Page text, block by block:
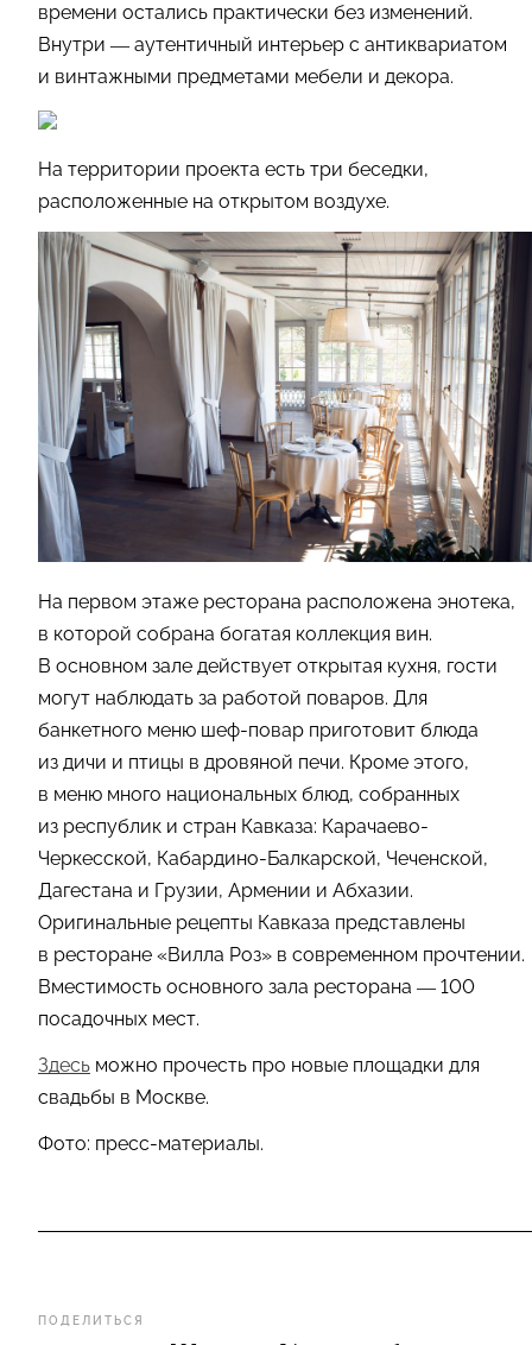
ПОДЕЛИТЬСЯ
времени остались практически без изменений.
Внутри — аутентичный интерьер с антиквариатом
и винтажными предметами мебели и декора.
На территории проекта есть три беседки,
расположенные на открытом воздухе.
На первом этаже ресторана расположена энотека,
в которой собрана богатая коллекция вин.
В основном зале действует открытая кухня, гости
могут наблюдать за работой поваров. Для
банкетного меню шеф-повар приготовит блюда
из дичи и птицы в дровяной печи. Кроме этого,
в меню много национальных блюд, собранных
из республик и стран Кавказа: Карачаево-
Черкесской, Кабардино-Балкарской, Чеченской,
Дагестана и Грузии, Армении и Абхазии.
Оригинальные рецепты Кавказа представлены
в ресторане «Вилла Роз» в современном прочтении.
Вместимость основного зала ресторана — 100
посадочных мест.
Здесь можно прочесть про новые площадки для
свадьбы в Москве.
Фото: пресс-материалы.